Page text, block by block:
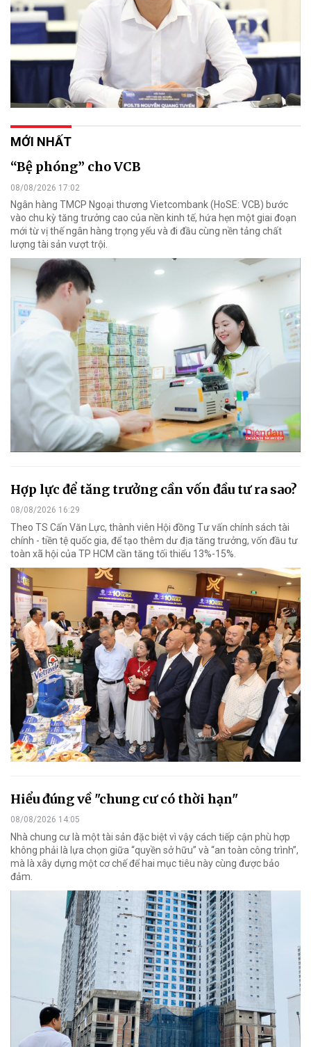
MỚI NHẤT
“Bệ phóng” cho VCB
08/08/2026 17:02
Ngân hàng TMCP Ngoại thương Vietcombank (HoSE: VCB) bước
vào chu kỳ tăng trưởng cao của nền kinh tế, hứa hẹn một giai đoạn
mới từ vị thế ngân hàng trọng yếu và đi đầu cùng nền tảng chất
lượng tài sản vượt trội.
Hợp lực để tăng trưởng cần vốn đầu tư ra sao?
08/08/2026 16:29
Theo TS Cấn Văn Lực, thành viên Hội đồng Tư vấn chính sách tài
chính - tiền tệ quốc gia, để tạo thêm dư địa tăng trưởng, vốn đầu tư
toàn xã hội của TP HCM cần tăng tối thiểu 13%-15%.
Hiểu đúng về "chung cư có thời hạn"
08/08/2026 14:05
Nhà chung cư là một tài sản đặc biệt vì vậy cách tiếp cận phù hợp
không phải là lựa chọn giữa “quyền sở hữu” và “an toàn công trình”,
mà là xây dựng một cơ chế để hai mục tiêu này cùng được bảo
đảm.